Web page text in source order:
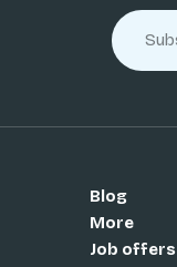
Blog
More
Job offers